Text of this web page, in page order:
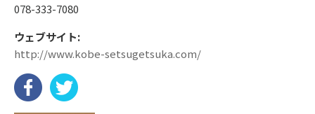
078-333-7080
ウェブサイト:
http://www.kobe-setsugetsuka.com/